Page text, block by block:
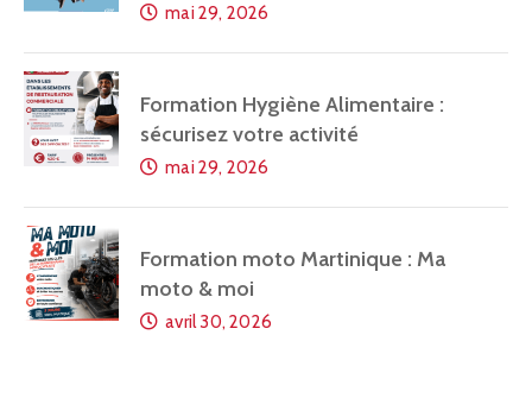
mai 29, 2026
Formation Hygiène Alimentaire :
sécurisez votre activité
mai 29, 2026
Formation moto Martinique : Ma
moto & moi
avril 30, 2026